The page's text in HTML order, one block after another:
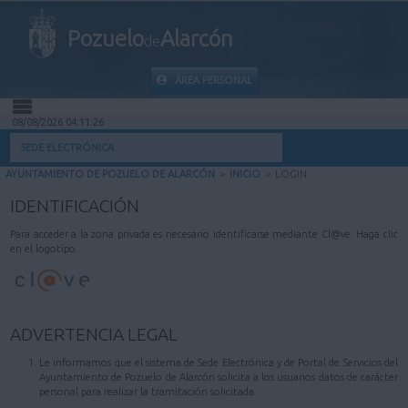
PozuelodeAlarcón
ÁREA PERSONAL
INICIO
MI CARPETA
INFORMACIÓN MUNICIPAL
AYUDA
08/08/2026 04:11:26
SEDE ELECTRÓNICA
AYUNTAMIENTO DE POZUELO DE ALARCÓN > INICIO > LOGIN
IDENTIFICACIÓN
Para acceder a la zona privada es necesario identificarse mediante Cl@ve. Haga clic
en el logotipo.
ADVERTENCIA LEGAL
Le informamos que el sistema de Sede Electrónica y de Portal de Servicios del
Ayuntamiento de Pozuelo de Alarcón solicita a los usuarios datos de carácter
personal para realizar la tramitación solicitada.